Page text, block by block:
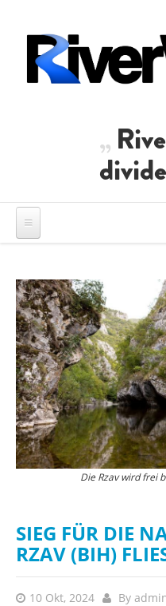
divide
Die Rzav wird frei
Der Einsatz der
SIEG FÜR DIE
RZAV (BIH)
10 Okt, 2024 By